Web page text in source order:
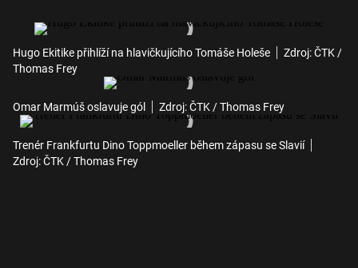
Hugo Ekitike přihlíží na hlavičkujícího Tomáše Holeše
Zdroj: ČTK /
Thomas Frey
Omar Marmúš oslavuje gól Zdroj: ČTK / Thomas Frey
Trenér Frankfurtu Dino Toppmoeller během zápasu se Slavií
Zdroj: ČTK / Thomas Frey